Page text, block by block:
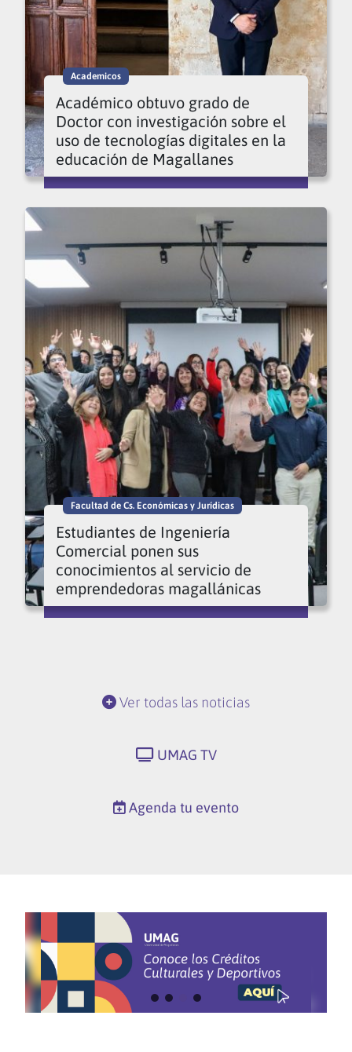
Academicos
Académico obtuvo grado de
Doctor con investigación sobre el
uso de tecnologías digitales en la
educación de Magallanes
Facultad de Cs. Económicas y Jurídicas
Estudiantes de Ingeniería
Comercial ponen sus
conocimientos al servicio de
emprendedoras magallánicas
Ver todas las noticias
UMAG TV
Agenda tu evento